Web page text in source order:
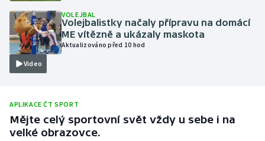
Parasport
Plavání
Ragby
Video
VOLEJBAL
Volejbalistky načaly přípravu na domácí
ME vítězně a ukázaly maskota
Aktualizováno před 10 hod
APLIKACE ČT SPORT
Mějte celý sportovní svět vždy u sebe i na
velké obrazovce.